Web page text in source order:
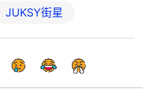
JUKSY街星